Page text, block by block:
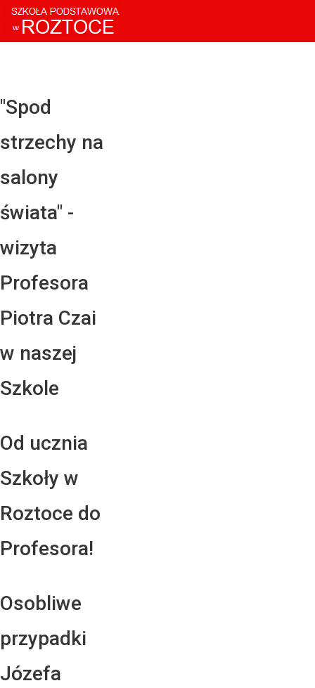
"Spod
strzechy na
salony
świata" -
wizyta
Profesora
Piotra Czai
w naszej
Szkole
Od ucznia
Szkoły w
Roztoce do
Profesora!
Osobliwe
przypadki
Józefa